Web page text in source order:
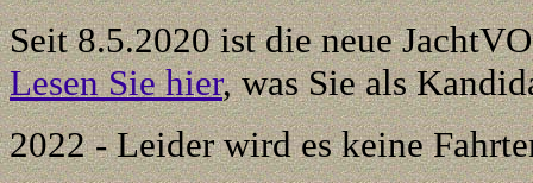
Seit 8.5.2020 ist die neue
Lesen Sie hier, was Sie als
2022 - Leider wird es keine